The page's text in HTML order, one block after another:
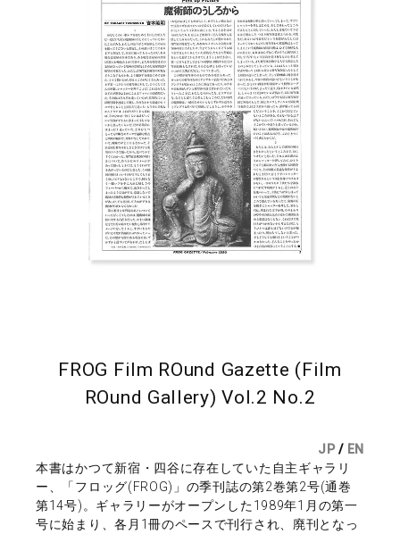
FROG Film ROund Gazette (Film
ROund Gallery) Vol.2 No.2
JP / EN
本書はかつて新宿・四谷に存在していた自主ギャラリ
ー、「フロッグ(FROG)」の季刊誌の第2巻第2号(通巻
第14号)。ギャラリーがオープンした1989年1月の第一
号に始まり、各月1冊のペースで刊行され、廃刊となっ